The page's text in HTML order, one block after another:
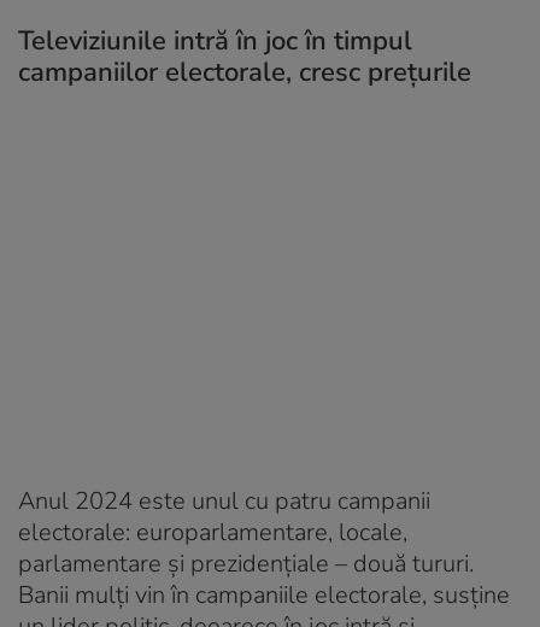
Televiziunile intră în joc în timpul
campaniilor electorale, cresc prețurile
Anul 2024 este unul cu patru campanii
electorale: europarlamentare, locale,
parlamentare și prezidențiale – două tururi.
Banii mulți vin în campaniile electorale, susține